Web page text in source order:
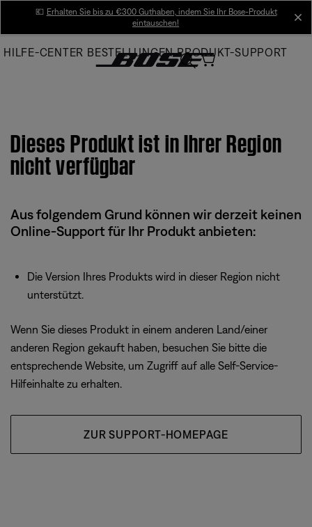
Main
💶 Erhalten Sie bis zu €300 Guthaben, indem Sie Ihr Bose-Produkt
eintauschen!
HILFE-CENTER BESTELLUNGEN PRODUKT-SUPPORT
Dieses Produkt ist in Ihrer Region
nicht verfügbar
Aus folgendem Grund können wir derzeit keinen
Online-Support für Ihr Produkt anbieten:
Die Version Ihres Produkts wird in dieser Region nicht
unterstützt.
Wenn Sie dieses Produkt in einem anderen Land/einer
anderen Region gekauft haben, besuchen Sie bitte die
entsprechende Website, um Zugriff auf alle Self-Service-
Hilfeinhalte zu erhalten.
ZUR SUPPORT-HOMEPAGE